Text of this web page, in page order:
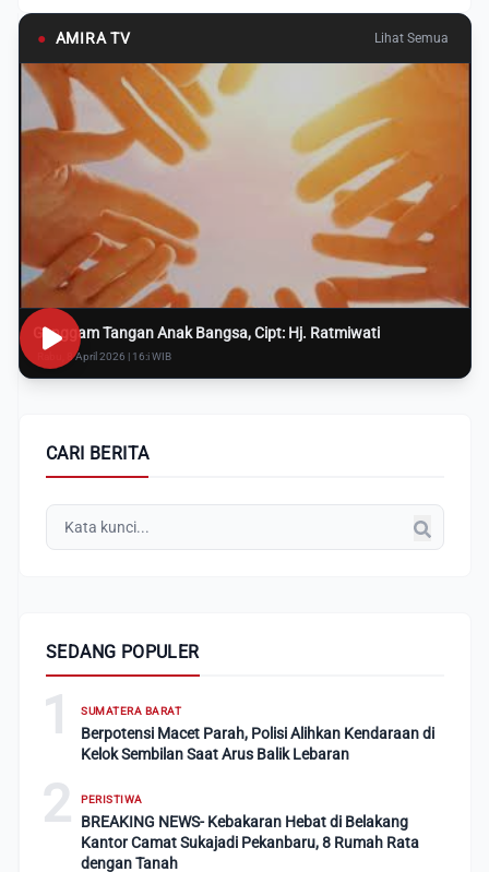
● AMIRA TV Lihat Semua
Genggam Tangan Anak Bangsa, Cipt: Hj. Ratmiwati
Rabu, 8 April 2026 | 16:i WIB
CARI BERITA
SEDANG POPULER
1 SUMATERA BARAT
Berpotensi Macet Parah, Polisi Alihkan Kendaraan di
Kelok Sembilan Saat Arus Balik Lebaran
2 PERISTIWA
BREAKING NEWS- Kebakaran Hebat di Belakang
Kantor Camat Sukajadi Pekanbaru, 8 Rumah Rata
dengan Tanah